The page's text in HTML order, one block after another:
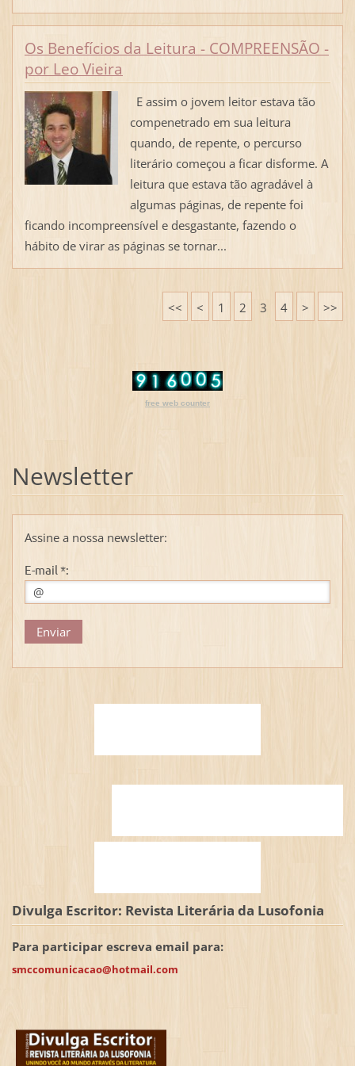
Os Benefícios da Leitura - COMPREENSÃO -
por Leo Vieira
E assim o jovem leitor estava tão
compenetrado em sua leitura
quando, de repente, o percurso
literário começou a ficar disforme. A
leitura que estava tão agradável à
algumas páginas, de repente foi
ficando incompreensível e desgastante, fazendo o
hábito de virar as páginas se tornar...
<< < 1 2 3 4 > >>
free web counter
Newsletter
Assine a nossa newsletter:
E-mail *:
Divulga Escritor: Revista Literária da Lusofonia
Para participar escreva email para:
smccomunicacao@hotmail.com